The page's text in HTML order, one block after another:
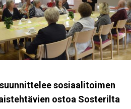
sosiaalitoimen
ostoa Sosterilta